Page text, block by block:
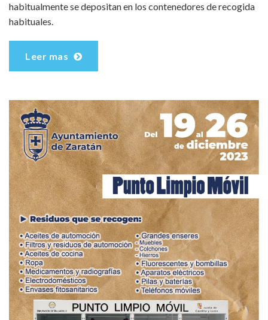
habitualmente se depositan en los contenedores de recogida
habituales.
Leer mas